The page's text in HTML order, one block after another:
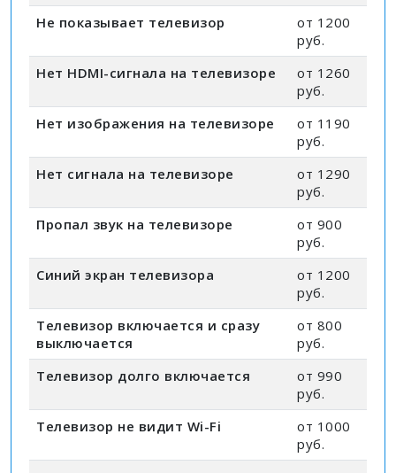
Не показывает телевизор
от 1200
руб.
Нет HDMI-сигнала на телевизоре
от 1260
руб.
Нет изображения на телевизоре
от 1190
руб.
Нет сигнала на телевизоре
от 1290
руб.
Пропал звук на телевизоре
от 900
руб.
Синий экран телевизора
от 1200
руб.
Телевизор включается и сразу
выключается
от 800
руб.
Телевизор долго включается
от 990
руб.
Телевизор не видит Wi-Fi
от 1000
руб.